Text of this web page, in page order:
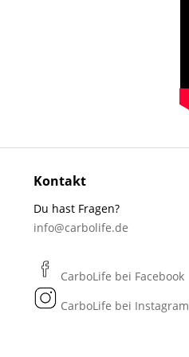
Kontakt
Du hast Fragen?
info@carbolife.de
CarboLife bei Facebook
CarboLife bei Instagram